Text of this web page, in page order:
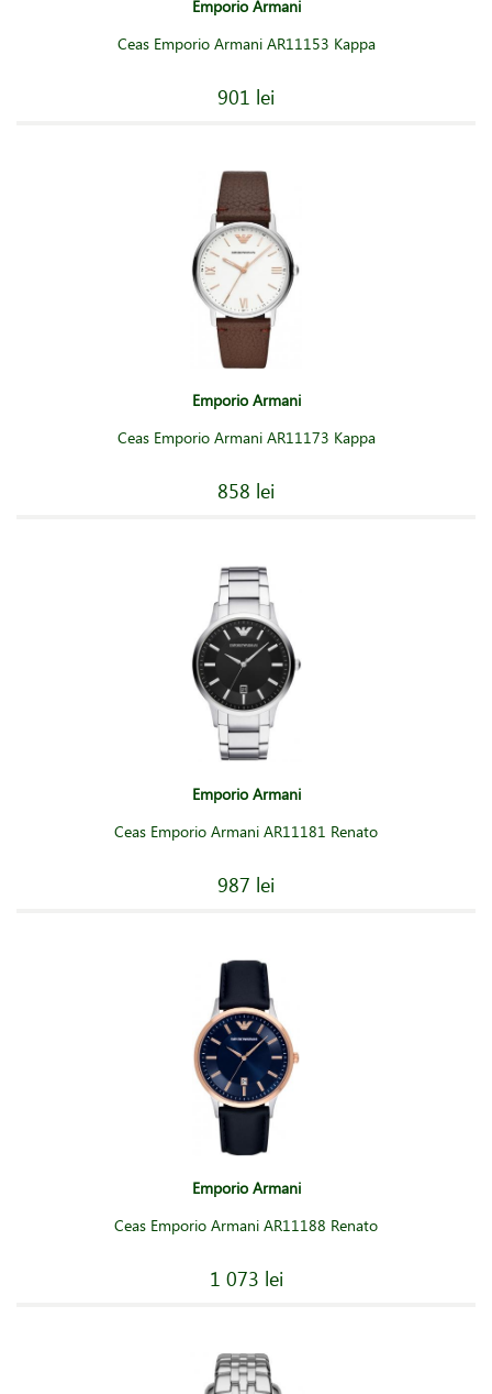
Emporio Armani
Ceas Emporio Armani AR11153 Kappa
901 lei
Emporio Armani
Ceas Emporio Armani AR11173 Kappa
858 lei
Emporio Armani
Ceas Emporio Armani AR11181 Renato
987 lei
Emporio Armani
Ceas Emporio Armani AR11188 Renato
1 073 lei